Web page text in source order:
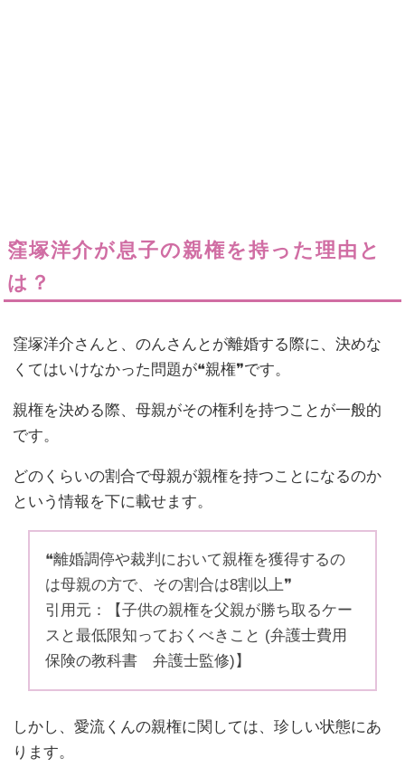
窪塚洋介が息子の親権を持った理由と
は？
窪塚洋介さんと、のんさんとが離婚する際に、決めな
くてはいけなかった問題が❝親権❞です。
親権を決める際、母親がその権利を持つことが一般的
です。
どのくらいの割合で母親が親権を持つことになるのか
という情報を下に載せます。
❝離婚調停や裁判において親権を獲得するの
は母親の方で、その割合は8割以上❞
引用元：【子供の親権を父親が勝ち取るケー
スと最低限知っておくべきこと (弁護士費用
保険の教科書 弁護士監修)】
しかし、愛流くんの親権に関しては、珍しい状態にあ
ります。